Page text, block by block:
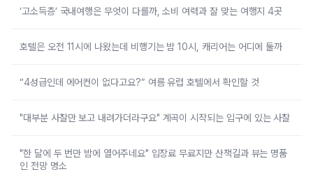
‘고소득층’ 국내여행은 무엇이 다를까, 소비 여력과 잘 맞는 여행지 4곳
호텔은 오전 11시에 나왔는데 비행기는 밤 10시, 캐리어는 어디에 둘까
“4성급인데 에어컨이 없다고요?” 여름 유럽 호텔에서 확인할 것
"대부분 사찰만 보고 내려가더라구요" 계곡이 시작되는 입구에 있는 사찰
"한 달에 두 번만 밤에 열어주네요" 입장료 무료지만 산책길과 뷰는 명품
인 전망 명소